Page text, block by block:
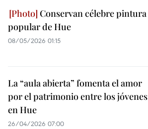
Conservan célebre pintura
popular de Hue
08/05/2026 01:15
La “aula abierta” fomenta el amor
por el patrimonio entre los jóvenes
en Hue
26/04/2026 07:00